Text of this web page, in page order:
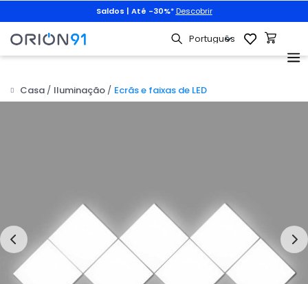
Saldos | Até -30%* Descobrir
Casa Iluminação Ecrãs e faixas de LED